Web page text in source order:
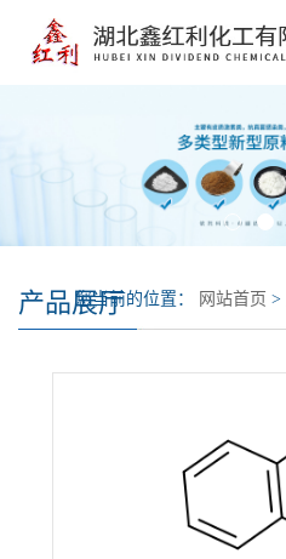
产品展厅您当前的位置： 网站首页 >